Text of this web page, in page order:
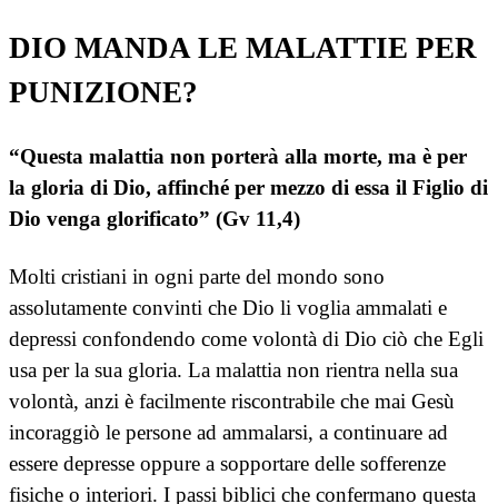
DIO MANDA LE MALATTIE PER
PUNIZIONE?
“Questa malattia non porterà alla morte, ma è per
la gloria di Dio, affinché per mezzo di essa il Figlio di
Dio venga glorificato” (Gv 11,4)
Molti cristiani in ogni parte del mondo sono
assolutamente convinti che Dio li voglia ammalati e
depressi confondendo come volontà di Dio ciò che Egli
usa per la sua gloria. La malattia non rientra nella sua
volontà, anzi è facilmente riscontrabile che mai Gesù
incoraggiò le persone ad ammalarsi, a continuare ad
essere depresse oppure a sopportare delle sofferenze
fisiche o interiori. I passi biblici che confermano questa